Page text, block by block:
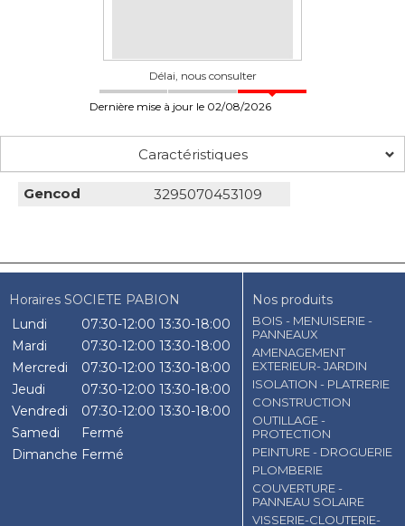
Délai, nous consulter
Dernière mise à jour le 02/08/2026
Caractéristiques
Gencod 3295070453109
Horaires SOCIETE PABION
Lundi
07:30-12:00 13:30-18:00
Mardi
07:30-12:00 13:30-18:00
Mercredi
07:30-12:00 13:30-18:00
Jeudi
07:30-12:00 13:30-18:00
Vendredi
07:30-12:00 13:30-18:00
Samedi
Fermé
Dimanche Fermé
Nos produits
BOIS - MENUISERIE -
PANNEAUX
AMENAGEMENT
EXTERIEUR- JARDIN
ISOLATION - PLATRERIE
CONSTRUCTION
OUTILLAGE -
PROTECTION
PEINTURE - DROGUERIE
PLOMBERIE
COUVERTURE -
PANNEAU SOLAIRE
VISSERIE-CLOUTERIE-